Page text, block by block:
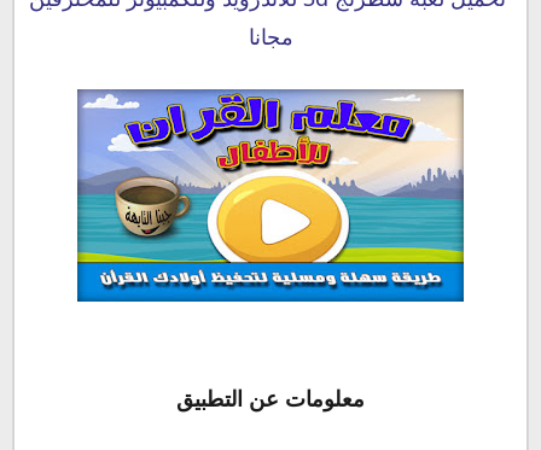
مجانا
معلومات عن التطبيق